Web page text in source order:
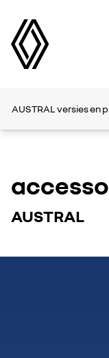
AUSTRAL versies en
AUSTRAL